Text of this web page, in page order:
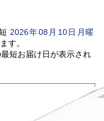
2026年08 月 10日月曜
す。
短お届け日が表示され